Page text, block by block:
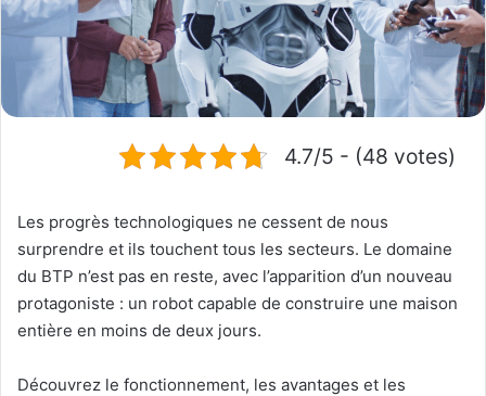
4.7/5 - (48 votes)
Les progrès technologiques ne cessent de nous
surprendre et ils touchent tous les secteurs. Le domaine
du BTP n’est pas en reste, avec l’apparition d’un nouveau
protagoniste : un robot capable de construire une maison
entière en moins de deux jours.
Découvrez le fonctionnement, les avantages et les